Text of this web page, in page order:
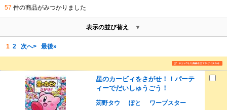
57 件の商品がみつかりました
表示の並び替え
1 2 次へ> 最後»
星のカービィをさがせ！！パーテ
ィーでだいしゅうごう！
苅野タウ ぽと
ワープスター